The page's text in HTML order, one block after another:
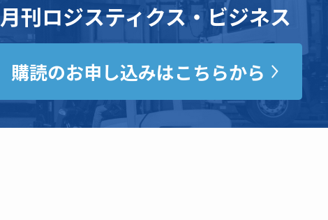
月刊ロジスティクス・ビジネス
購読のお申し込みはこちらから